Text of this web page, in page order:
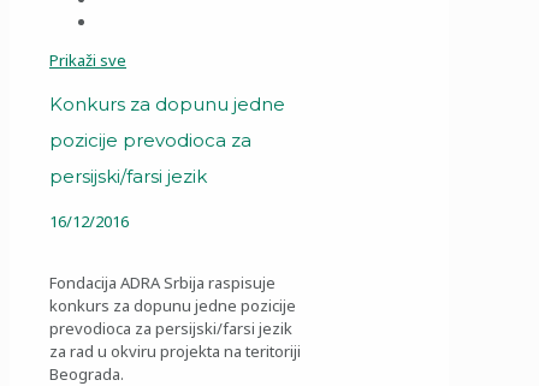
Prikaži sve
Konkurs za dopunu jedne
pozicije prevodioca za
persijski/farsi jezik
16/12/2016
Fondacija ADRA Srbija raspisuje
konkurs za dopunu jedne pozicije
prevodioca za persijski/farsi jezik
za rad u okviru projekta na teritoriji
Beograda.